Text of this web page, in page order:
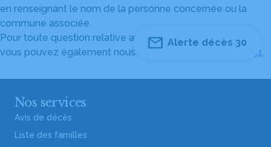
en renseignant le nom de la personne concernée ou la
commune associée.
Pour toute question relative au fonctionnement du site,
vous pouvez également nous contacter au
04 82 53 51 51.
Alerte décès 30
Nos services
Avis de décès
Liste des familles